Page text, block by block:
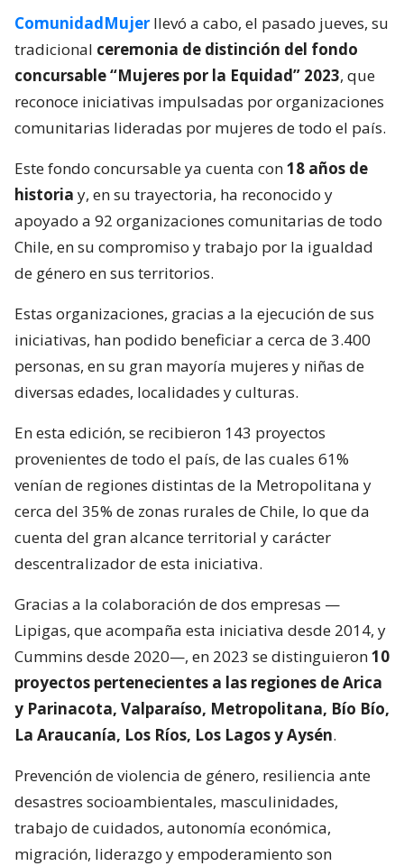
ComunidadMujer llevó a cabo, el pasado jueves, su
tradicional ceremonia de distinción del fondo
concursable “Mujeres por la Equidad” 2023, que
reconoce iniciativas impulsadas por organizaciones
comunitarias lideradas por mujeres de todo el país.
Este fondo concursable ya cuenta con18 años de
historia y, en su trayectoria, ha reconocido y
apoyado a 92 organizaciones comunitarias de todo
Chile, en su compromiso y trabajo por la igualdad
de género en sus territorios.
Estas organizaciones, gracias a la ejecución de sus
iniciativas, han podido beneficiar a cerca de 3.400
personas, en su gran mayoría mujeres y niñas de
diversas edades, localidades y culturas.
En esta edición, se recibieron 143 proyectos
provenientes de todo el país, de las cuales 61%
venían de regiones distintas de la Metropolitana y
cerca del 35% de zonas rurales de Chile, lo que da
cuenta del gran alcance territorial y carácter
descentralizador de esta iniciativa.
Gracias a la colaboración de dos empresas —
Lipigas, que acompaña esta iniciativa desde 2014, y
Cummins desde 2020—, en 2023 se distinguieron10
proyectos pertenecientes a las regiones de Arica
y Parinacota, Valparaíso, Metropolitana, Bío Bío,
La Araucanía, Los Ríos, Los Lagos y Aysén.
Prevención de violencia de género, resiliencia ante
desastres socioambientales, masculinidades,
trabajo de cuidados, autonomía económica,
migración, liderazgo y empoderamiento son